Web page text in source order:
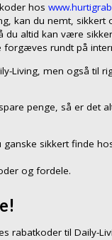
hos
kan du nemt,
altid kan være
rundt på
Living, men også til
penge, så er det
sikkert finde
og fordele.
rabatkoder til Daily-